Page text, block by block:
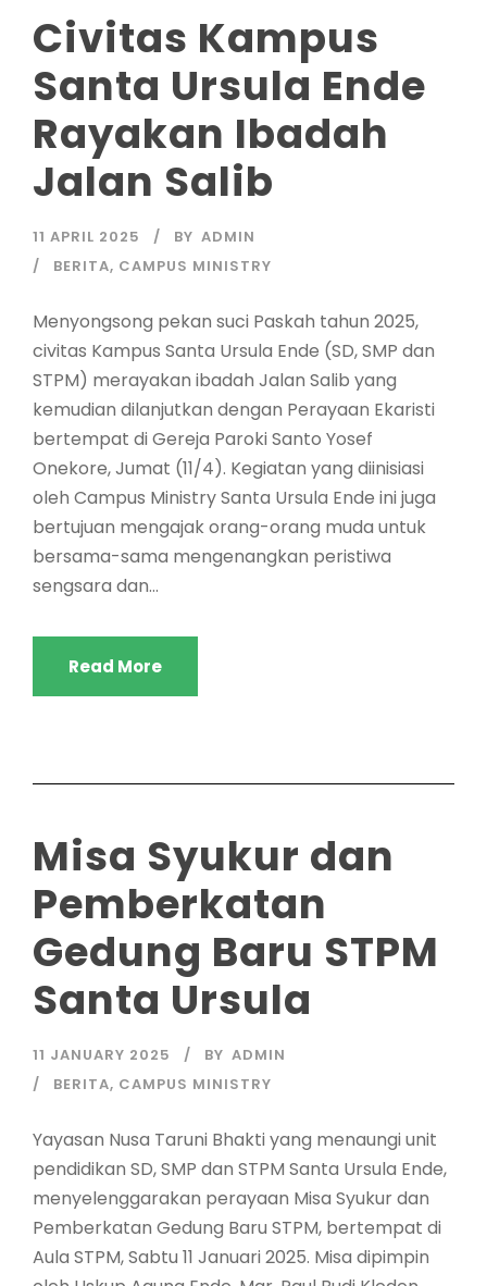
Civitas Kampus
Santa Ursula Ende
Rayakan Ibadah
Jalan Salib
11 APRIL 2025 BY ADMIN
BERITA, CAMPUS MINISTRY
Menyongsong pekan suci Paskah tahun 2025,
civitas Kampus Santa Ursula Ende (SD, SMP dan
STPM) merayakan ibadah Jalan Salib yang
kemudian dilanjutkan dengan Perayaan Ekaristi
bertempat di Gereja Paroki Santo Yosef
Onekore, Jumat (11/4). Kegiatan yang diinisiasi
oleh Campus Ministry Santa Ursula Ende ini juga
bertujuan mengajak orang-orang muda untuk
bersama-sama mengenangkan peristiwa
sengsara dan...
Read More
Misa Syukur dan
Pemberkatan
Gedung Baru STPM
Santa Ursula
11 JANUARY 2025 BY ADMIN
BERITA, CAMPUS MINISTRY
Yayasan Nusa Taruni Bhakti yang menaungi unit
pendidikan SD, SMP dan STPM Santa Ursula Ende,
menyelenggarakan perayaan Misa Syukur dan
Pemberkatan Gedung Baru STPM, bertempat di
Aula STPM, Sabtu 11 Januari 2025. Misa dipimpin